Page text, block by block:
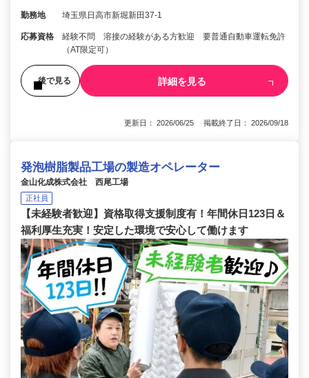
勤務地 埼玉県日高市新堀新田37-1
応募資格
経験不問 溶接の経験がある方歓迎 要普通自動車運転免許
（AT限定可）
後で見る 詳細を見る
更新日： 2026/06/25 掲載終了日： 2026/09/18
発泡樹脂製品工場の製造オペレーター
金山化成株式会社 西尾工場
正社員
【未経験者歓迎】資格取得支援制度有！年間休日123日＆
福利厚生充実！安定した環境で安心して働けます